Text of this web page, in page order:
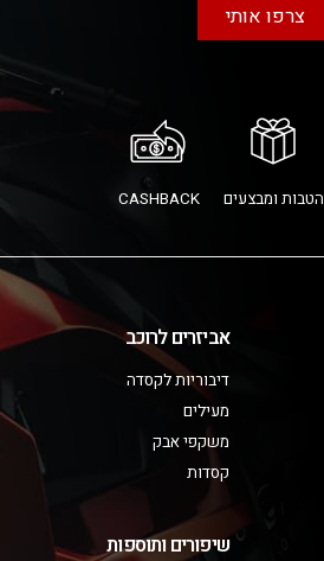
צרפו אותי
הטבות ומבצעים CASHBACK
אביזרים לרוכב
דיבוריות לקסדה
מעילים
משקפי אבק
קסדות
שיפורים ותוספות